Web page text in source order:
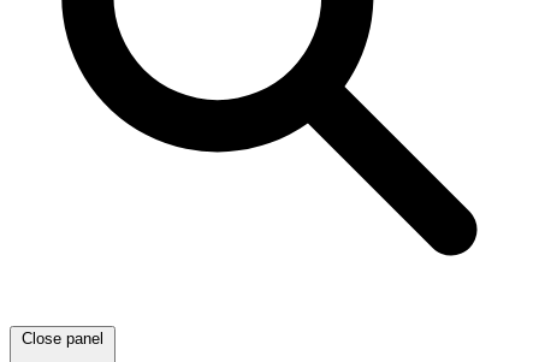
Close panel